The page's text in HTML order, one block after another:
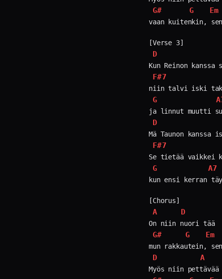
G# G Em
vaan kuitenkin,
D
F#7
G
D
F#7
G A7
kun ensi kerran
A D
On niin nuori tää
G# G Em
D A
Myös niin pettävää